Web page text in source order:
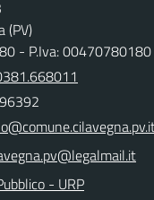
(PV)
- P.Iva: 00470780180
- URP